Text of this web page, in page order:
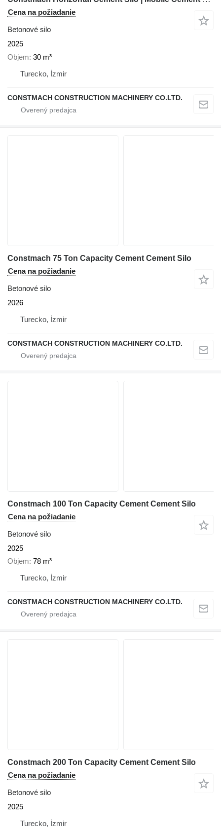
Cena na požiadanie
Betonové silo
2025
Objem 30 m³
Turecko, İzmir
CONSTMACH CONSTRUCTION MACHINERY CO.LTD.
Constmach 75 Ton Capacity Cement Cement Silo
Cena na požiadanie
Betonové silo
2026
Turecko, İzmir
CONSTMACH CONSTRUCTION MACHINERY CO.LTD.
Constmach 100 Ton Capacity Cement Cement Silo
Cena na požiadanie
Betonové silo
2025
Objem 78 m³
Turecko, İzmir
CONSTMACH CONSTRUCTION MACHINERY CO.LTD.
Constmach 200 Ton Capacity Cement Cement Silo
Cena na požiadanie
Betonové silo
2025
Turecko, İzmir